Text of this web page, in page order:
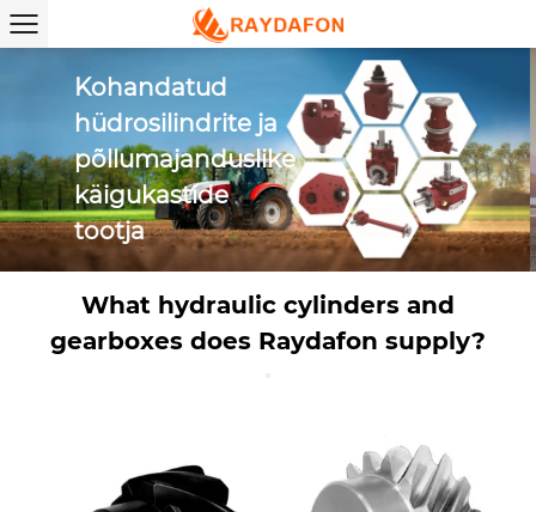
silinder
What hydraulic cylinders and
gearboxes does Raydafon supply?